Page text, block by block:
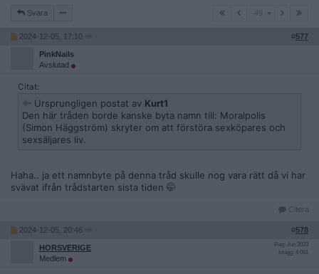
Svara 49
2024-12-05, 17:10 #577
PinkNails
Avslutad
Citat:
Ursprungligen postat av Kurt1
Den här tråden borde kanske byta namn till: Moralpolis
(Simon Häggström) skryter om att förstöra sexköpares och
sexsäljares liv.
Haha.. ja ett namnbyte på denna tråd skulle nog vara rätt då vi har
svävat ifrån trådstarten sista tiden 🤭
Citera
2024-12-05, 20:46 #578
HORSVERIGE
Medlem
Reg: Jun 2023
Inlägg: 4 081